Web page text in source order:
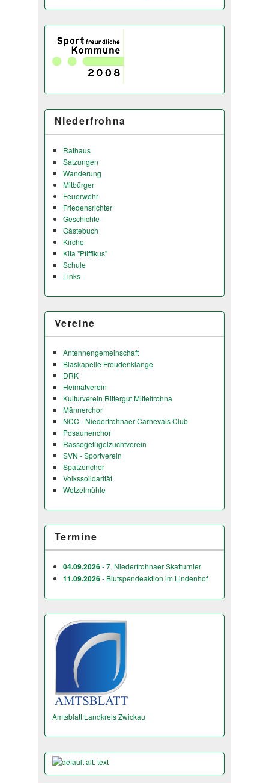
Niederfrohna
Rathaus
Satzungen
Wanderung
Mitbürger
Feuerwehr
Friedensrichter
Geschichte
Gästebuch
Kirche
Kita "Pfiffikus"
Schule
Links
Vereine
Antennengemeinschaft
Blaskapelle Freudenklänge
DRK
Heimatverein
Kulturverein Rittergut Mittelfrohna
Männerchor
NCC - Niederfrohnaer Carnevals Club
Posaunenchor
Rassegefügelzuchtverein
SVN - Sportverein
Spatzenchor
Volkssolidarität
Wetzelmühle
Termine
04.09.2026- 7. Niederfrohnaer Skatturnier
11.09.2026- Blutspendeaktion im Lindenhof
Amtsblatt Landkreis Zwickau